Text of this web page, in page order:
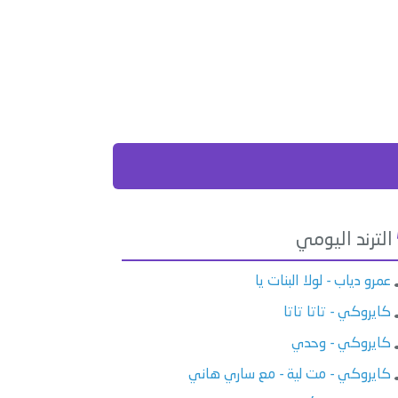
الترند اليومي
عمرو دياب - لولا البنات يا
كايروكي - تاتا تاتا
كايروكي - وحدي
كايروكي - مت لية - مع ساري هاني